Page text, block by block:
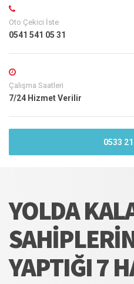
Oto Çekici İste
0541 541 05 31
Çalışma Saatleri
7/24 Hizmet Verilir
0533
YOLDA
YAPTIĞI 7